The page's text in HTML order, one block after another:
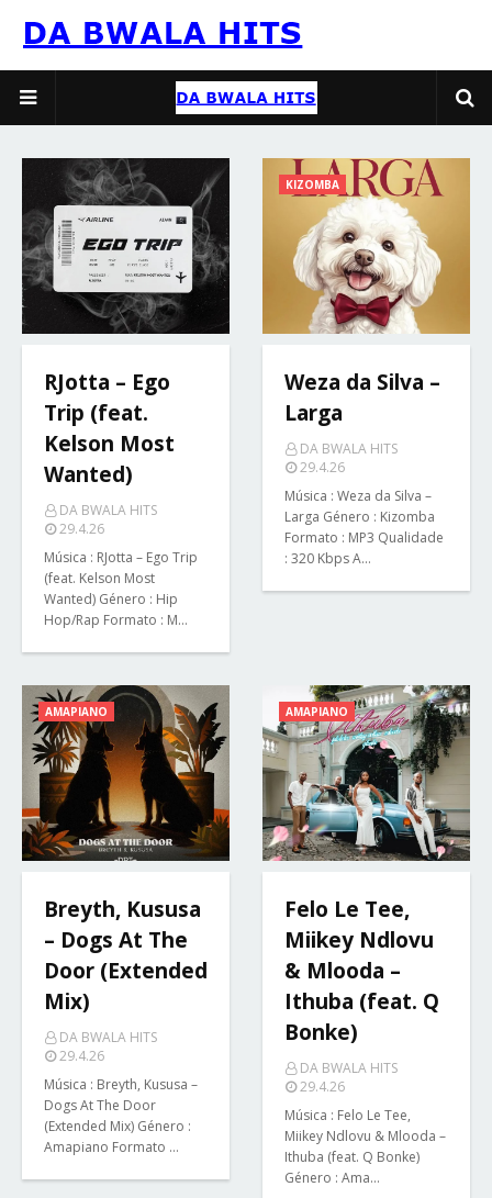
RJotta – Ego
Trip (feat.
Kelson Most
Wanted)
DA BWALA HITS
29.4.26
Música : RJotta – Ego Trip
(feat. Kelson Most
Wanted) Género : Hip
Hop/Rap Formato : M…
KIZOMBA
Weza da Silva –
Larga
DA BWALA HITS
29.4.26
Música : Weza da Silva –
Larga Género : Kizomba
Formato : MP3 Qualidade
: 320 Kbps A…
AMAPIANO
Breyth, Kususa
– Dogs At The
Door (Extended
Mix)
DA BWALA HITS
29.4.26
Música : Breyth, Kususa –
Dogs At The Door
(Extended Mix) Género :
Amapiano Formato …
AMAPIANO
Felo Le Tee,
Miikey Ndlovu
& Mlooda –
Ithuba (feat. Q
Bonke)
DA BWALA HITS
29.4.26
Música : Felo Le Tee,
Miikey Ndlovu & Mlooda –
Ithuba (feat. Q Bonke)
Género : Ama…